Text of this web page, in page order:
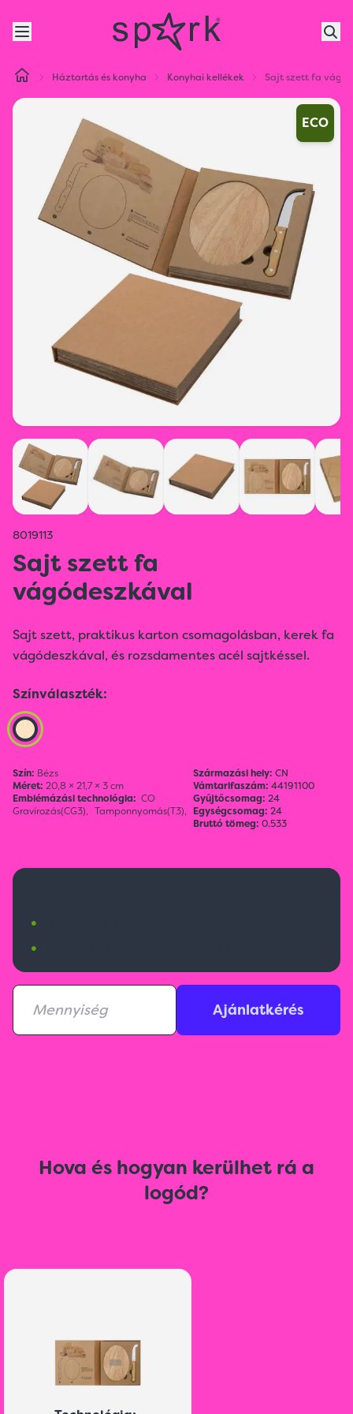
Háztartás és konyha Konyhai kellékek Sajt szett fa
ECO
8019113
Sajt szett fa
vágódeszkával
Sajt szett, praktikus karton csomagolásban, kerek fa
vágódeszkával, és rozsdamentes acél sajtkéssel.
Színválaszték:
Szín: Bézs
Méret: 20,8 × 21,7 × 3 cm
Emblémázási technológia: CO
Gravírozás(CG3), Tamponnyomás(T3),
Származási hely: CN
Vámtarifaszám: 44191100
Gyűjtőcsomag: 24
Egységcsomag: 24
Bruttó tömeg: 0.533
•
•
Ajánlatkérés
Hova és hogyan kerülhet rá a
logód?